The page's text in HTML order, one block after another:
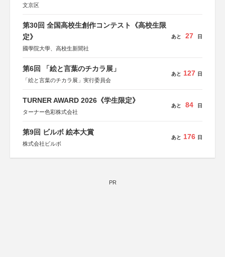
文京区
第30回 全国高校生創作コンテスト《高校生限
定》
國學院大學、高校生新聞社
あと 27 日
第6回 「絵と言葉のチカラ展」
「絵と言葉のチカラ展」実行委員会
あと 127 日
TURNER AWARD 2026《学生限定》
ターナー色彩株式会社
あと 84 日
第9回 ビルボ 絵本大賞
株式会社ビルボ
あと 176 日
PR